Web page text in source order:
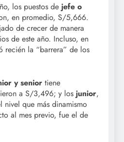
los puestos de jefe o
en promedio, S/5,666.
de crecer de manera
de este año. Incluso, en
recién la “barrera” de los
y senior tiene
a S/3,496; y los junior,
que más dinamismo
al mes previo, fue el de